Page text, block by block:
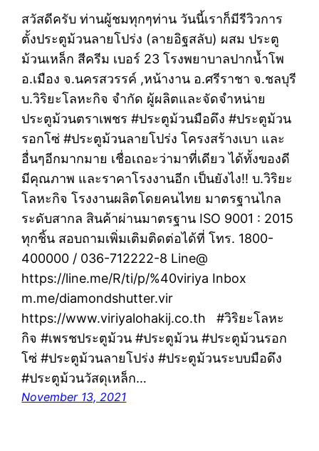
สวัสดีครับ ท่านผู้ชมทุกๆท่าน วันนี้เราก็มีรีวิวการ
ตั้งประตูม้วนลายโปร่ง (ลายอิฐสลับ) ผสม ประตู
ม้วนเหล็ก สีครีม เบอร์ 23 โรงพยาบาลปากน้ำโพ
อ.เมือง​ จ.นครสวรรค์ ,หน้างาน อ.ศรีราชา​ จ.ชลบุรี
​บ.วิริยะโลหะกิจ จำกัด ผู้ผลิตและจัดจำหน่าย
ประตูม้วนตราเพชร #ประตูม้วนมือดึง #ประตูม้วน
รอกโซ่ #ประตูม้วนลายโปร่ง โครงสร้างเบา และ
อื่นๆอีกมากมาย เชื่อเถอะว่ามาที่เดียว ได้ทั้งของดี
มีคุณภาพ และราคาโรงงานอีก เป็นยังไง!! บ.วิริยะ
โลหะกิจ โรงงานผลิตโดยคนไทย มาตรฐานไกล
ระดับสากล สินค้าผ่านมาตรฐาน ISO 9001 : 2015
ทุกชิ้น สอบถามเพิ่มเติมติดต่อได้ที่ โทร. 1800-
400000 / 036-712222-8 Line@
https://line.me/R/ti/p/%40viriya Inbox
m.me/diamondshutter.vir
https://www.viriyalohakij.co.th #วิริยะโลหะ
กิจ #เพรชประตูม้วน #ประตูม้วน #ประตูม้วนรอก
โซ่ #ประตูม้วนลายโปร่ง #ประตูม้วนระบบมือดึง
#ประตูม้วนวัสดุเหล็ก…
November 13, 2021